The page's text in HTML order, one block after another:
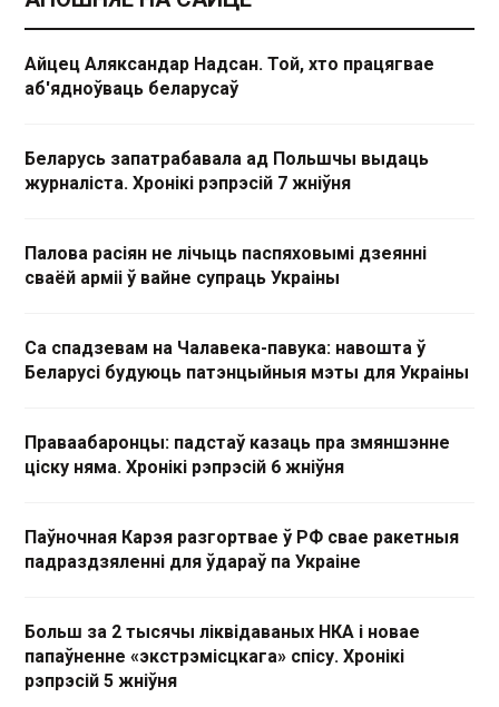
Айцец Аляксандар Надсан. Той, хто працягвае
аб'ядноўваць беларусаў
Беларусь запатрабавала ад Польшчы выдаць
журналіста. Хронікі рэпрэсій 7 жніўня
Палова расіян не лічыць паспяховымі дзеянні
сваёй арміі ў вайне супраць Украіны
Са спадзевам на Чалавека-павука: навошта ў
Беларусі будуюць патэнцыйныя мэты для Украіны
Праваабаронцы: падстаў казаць пра змяншэнне
ціску няма. Хронікі рэпрэсій 6 жніўня
Паўночная Карэя разгортвае ў РФ свае ракетныя
падраздзяленні для ўдараў па Украіне
Больш за 2 тысячы ліквідаваных НКА і новае
папаўненне «экстрэмісцкага» спісу. Хронікі
рэпрэсій 5 жніўня